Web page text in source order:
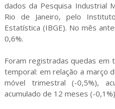
dados da Pesquisa Industrial
Rio de Janeiro, pelo
Estatística (IBGE). No mês
0,6%.
Foram registradas quedas em
temporal: em relação a março
móvel trimestral (-0,5%),
acumulado de 12 meses (-